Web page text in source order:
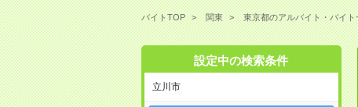
バイトTOP 関東 東京都のアルバイト・バイト
設定中の検索条件
立川市